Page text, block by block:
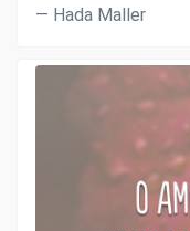
Hada Maller